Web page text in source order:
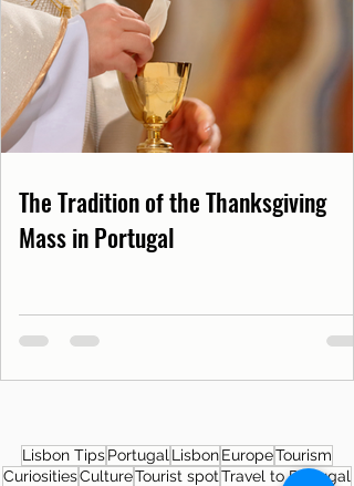
The Tradition of the Thanksgiving
Mass in Portugal
Lisbon TipsPortugal LisbonEuropeTourism
CuriositiesCultureTourist spotTravel to Portugal